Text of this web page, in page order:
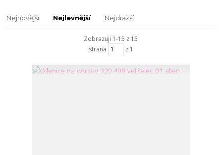
Nejnovější Nejlevnější Nejdražší
Zobrazuji 1-15 z 15
strana
z 1